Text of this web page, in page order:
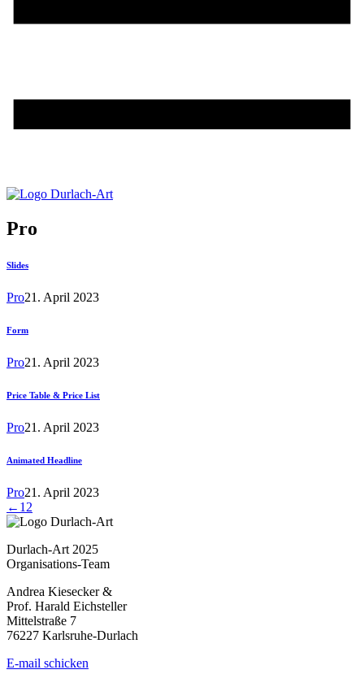
Pro
Slides
Pro21. April 2023
Form
Pro21. April 2023
Price Table & Price List
Pro21. April 2023
Animated Headline
Pro21. April 2023
← 1 2
Durlach-Art 2025
Organisations-Team
Andrea Kiesecker &
Prof. Harald Eichsteller
Mittelstraße 7
76227 Karlsruhe-Durlach
E-mail schicken